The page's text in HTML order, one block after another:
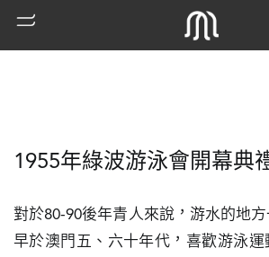
1955年綠波游泳會開幕典
對於80-90後年青人來說，游水的地
早於澳門五、六十年代，喜歡游泳